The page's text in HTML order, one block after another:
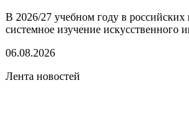
В 2026/27 учебном году в
системное изучение искусственного
06.08.2026
Лента новостей